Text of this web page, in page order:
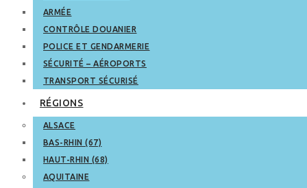
ARMÉE
CONTRÔLE DOUANIER
POLICE ET GENDARMERIE
SÉCURITÉ – AÉROPORTS
TRANSPORT SÉCURISÉ
RÉGIONS
ALSACE
BAS-RHIN (67)
HAUT-RHIN (68)
AQUITAINE